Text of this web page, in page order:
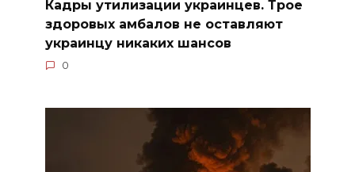
Кадры утилизации украинцев. Трое
здоровых амбалов не оставляют
украинцу никаких шансов
0